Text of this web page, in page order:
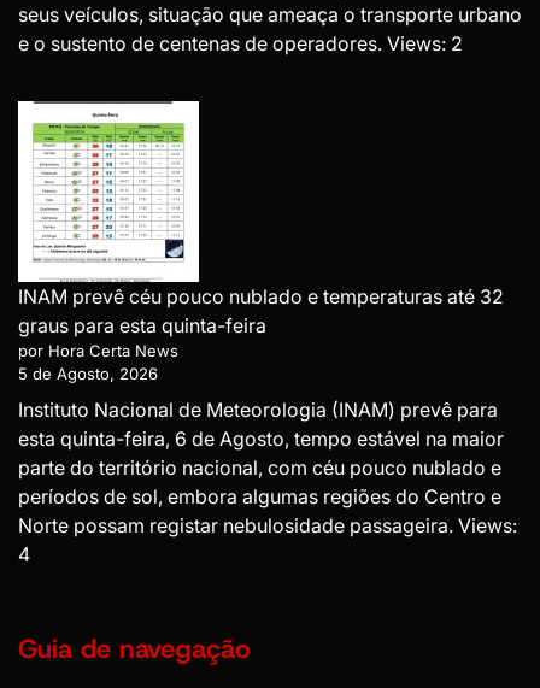
seus veículos, situação que ameaça o transporte urbano
e o sustento de centenas de operadores. Views: 2
INAM prevê céu pouco nublado e temperaturas até 32
graus para esta quinta-feira
por Hora Certa News
5 de Agosto, 2026
Instituto Nacional de Meteorologia (INAM) prevê para
esta quinta-feira, 6 de Agosto, tempo estável na maior
parte do território nacional, com céu pouco nublado e
períodos de sol, embora algumas regiões do Centro e
Norte possam registar nebulosidade passageira. Views:
4
Guia de navegação